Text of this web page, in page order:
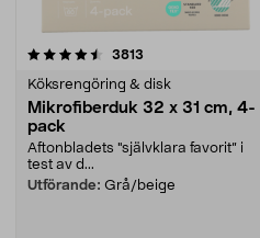
3813
Köksrengöring & disk
Mikrofiberduk 32 x 31 cm, 4-
pack
Aftonbladets "självklara favorit” i
test av d...
Utförande: Grå/beige
4.0av 5 stjärnor